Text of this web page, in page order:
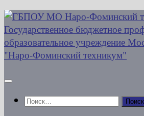
Перейти
к
содержимому
Найти: